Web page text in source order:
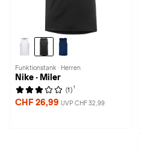
Funktionstank · Herren
Nike · Miler
(1) 1
CHF 26,99 UVP CHF 32,99